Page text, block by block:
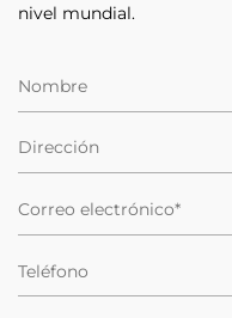
nivel mundial.